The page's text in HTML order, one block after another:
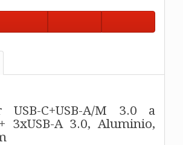
USB-C+USB-A/M 3.0 a
3xUSB-A 3.0, Aluminio,